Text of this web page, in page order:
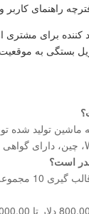
راهنمای
کننده برای
بستگی به
تولید شده
می باشد.